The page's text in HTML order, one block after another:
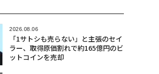
2026.08.06
「1サトシも売らない」と主張のセイ
ラー、取得原価割れで約165億円のビ
ットコインを売却